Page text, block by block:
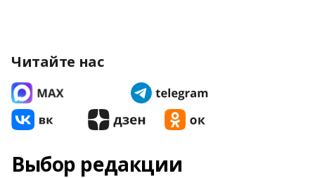
Читайте нас
Выбор редакции